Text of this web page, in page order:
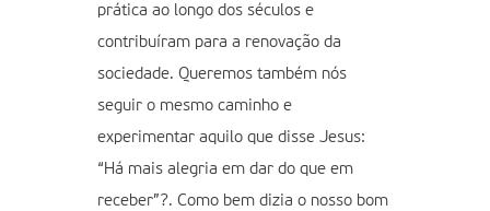
prática ao longo dos séculos e
contribuíram para a renovação da
sociedade. Queremos também nós
seguir o mesmo caminho e
experimentar aquilo que disse Jesus:
“Há mais alegria em dar do que em
receber”?. Como bem dizia o nosso bom